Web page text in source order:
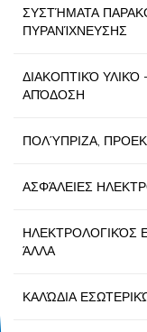
ΣΥΣΤΉΜΑΤΑ
ΠΥΡΑΝΊΧΝΕΥΣΗΣ
ΔΙΑΚΟΠΤΙΚΌ
ΑΠΌΔΟΣΗ
ΠΟΛΎΠΡΙΖΑ,
ΑΣΦΆΛΕΙΕΣ
ΗΛΕΚΤΡΟΛΟΓΙΚΌΣ
ΆΛΛΑ
ΚΑΛΏΔΙΑ